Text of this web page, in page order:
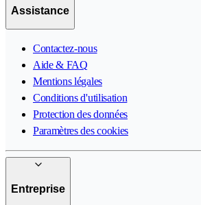
Assistance
Contactez-nous
Aide & FAQ
Mentions légales
Conditions d'utilisation
Protection des données
Paramètres des cookies
Entreprise